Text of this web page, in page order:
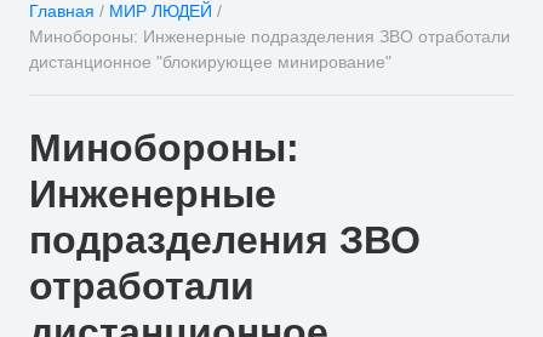
Главная / МИР ЛЮДЕЙ /
Минобороны: Инженерные подразделения ЗВО отработали
дистанционное "блокирующее минирование"
Минобороны:
Инженерные
подразделения ЗВО
отработали